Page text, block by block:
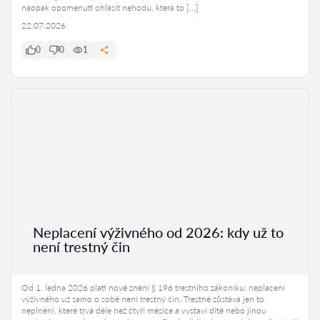
naopak opomenutí ohlásit nehodu, která to […]
22.07.2026
0 0 1
Neplacení výživného od 2026: kdy už to
není trestný čin
Od 1. ledna 2026 platí nové znění § 196 trestního zákoníku: neplacení
výživného už samo o sobě není trestný čin. Trestné zůstává jen to
neplnění, které trvá déle než čtyři měsíce a vystaví dítě nebo jinou